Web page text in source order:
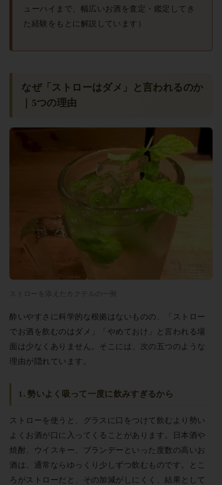
ューハイまで、幅広いお酒を査定・鑑定してき
た経験をもとに解説しています）
なぜ「ストローはダメ」と言われるのか
｜5つの理由
ストローを添えたカクテルの一例
酔いやすさに科学的な根拠はないものの、「ストロー
でお酒を飲むのはダメ」「やめておけ」と言われる場
面は少なくありません。そこには、次の五つのような
理由が隠れています。
1. 勢いよく吸って一度に飲みすぎるから
ストローを使うと、グラスに口をつけて飲むより勢い
よくお酒が口に入ってくることがあります。日本酒や
焼酎、ウイスキー、ブランデーといった度数の高いお
酒は、通常ならゆっくり少しずつ飲むものです。とこ
ろがストローだと、その加減がしにくく、結果として